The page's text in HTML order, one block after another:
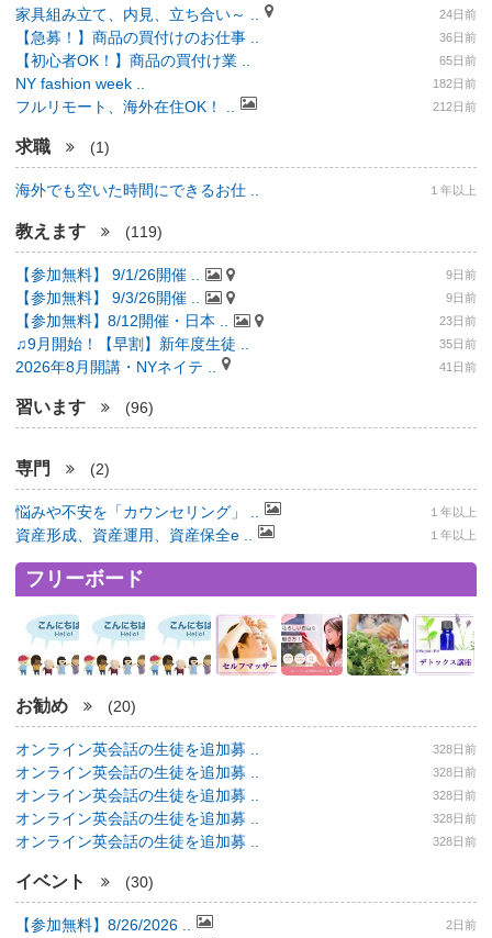
家具組み立て、内見、立ち合い～ .. 24日前
【急募！】商品の買付けのお仕事 .. 36日前
【初心者OK！】商品の買付け業 .. 65日前
NY fashion week .. 182日前
フルリモート、海外在住OK！ .. 212日前
求職 (1)
海外でも空いた時間にできるお仕 .. １年以上
教えます (119)
【参加無料】 9/1/26開催 .. 9日前
【参加無料】 9/3/26開催 .. 9日前
【参加無料】8/12開催・日本 .. 23日前
♫9月開始！【早割】新年度生徒 .. 35日前
2026年8月開講・NYネイテ .. 41日前
習います (96)
専門 (2)
悩みや不安を「カウンセリング」 .. １年以上
資産形成、資産運用、資産保全e .. １年以上
フリーボード
お勧め (20)
オンライン英会話の生徒を追加募 .. 328日前
オンライン英会話の生徒を追加募 .. 328日前
オンライン英会話の生徒を追加募 .. 328日前
オンライン英会話の生徒を追加募 .. 328日前
オンライン英会話の生徒を追加募 .. 328日前
イベント (30)
【参加無料】8/26/2026 .. 2日前